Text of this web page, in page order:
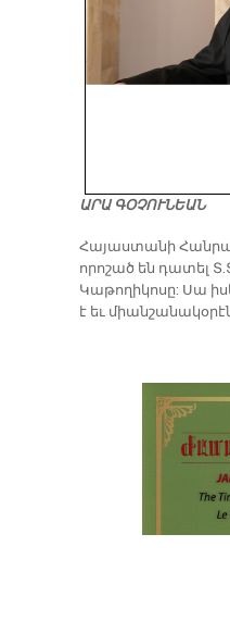
ԱՐԱ ԳՕՉՈՒՆԵԱՆ
​Հայաստանի
որոշած են դատել
Կաթողիկոսը: Սա
է եւ